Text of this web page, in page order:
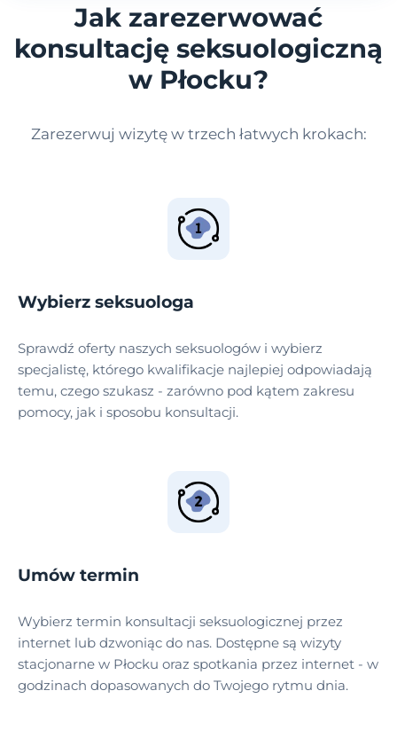
Jak zarezerwować
konsultację seksuologiczną
w Płocku?
Zarezerwuj wizytę w trzech łatwych krokach:
Wybierz seksuologa
Sprawdź oferty naszych seksuologów i wybierz
specjalistę, którego kwalifikacje najlepiej odpowiadają
temu, czego szukasz - zarówno pod kątem zakresu
pomocy, jak i sposobu konsultacji.
Umów termin
Wybierz termin konsultacji seksuologicznej przez
internet lub dzwoniąc do nas. Dostępne są wizyty
stacjonarne w Płocku oraz spotkania przez internet - w
godzinach dopasowanych do Twojego rytmu dnia.